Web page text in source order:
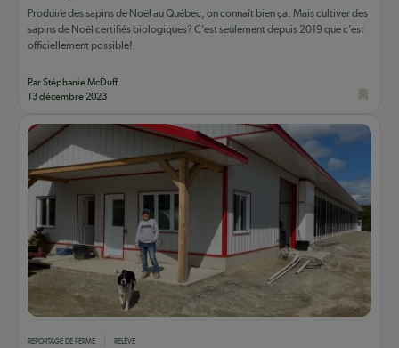
Produire des sapins de Noël au Québec, on connaît bien ça. Mais cultiver des
sapins de Noël certifiés biologiques? C’est seulement depuis 2019 que c’est
officiellement possible!
Par Stéphanie McDuff
13 décembre 2023
REPORTAGE DE FERME RELÈVE